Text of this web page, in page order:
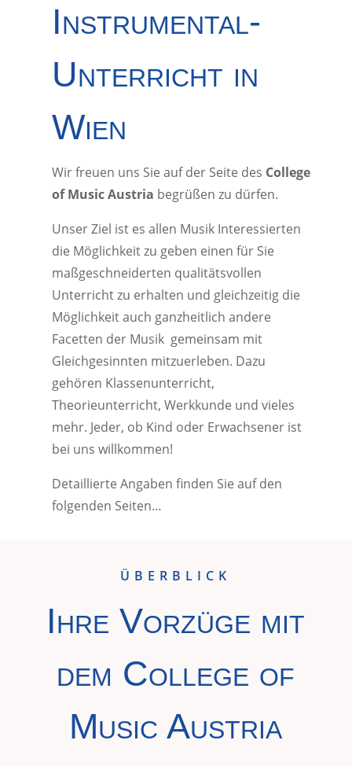
Instrumental-
Unterricht in
Wien
Wir freuen uns Sie auf der Seite des College
of Music Austria begrüßen zu dürfen.
Unser Ziel ist es allen Musik Interessierten
die Möglichkeit zu geben einen für Sie
maßgeschneiderten qualitätsvollen
Unterricht zu erhalten und gleichzeitig die
Möglichkeit auch ganzheitlich andere
Facetten der Musik gemeinsam mit
Gleichgesinnten mitzuerleben. Dazu
gehören Klassenunterricht,
Theorieunterricht, Werkkunde und vieles
mehr. Jeder, ob Kind oder Erwachsener ist
bei uns willkommen!
Detaillierte Angaben finden Sie auf den
folgenden Seiten…
ÜBERBLICK
Ihre Vorzüge mit
dem College of
Music Austria